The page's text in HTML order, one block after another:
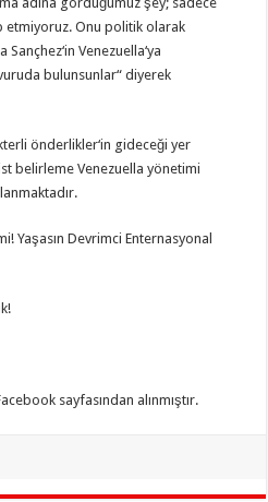
etmiyoruz. Onu politik olarak
Venezuella‘ya
bulunsunlar“ diyerek
önderlikler‘in gideceği yer
belirleme Venezuella yönetimi
Yaşasın Devrimci Enternasyonal
sayfasından alınmıştır.